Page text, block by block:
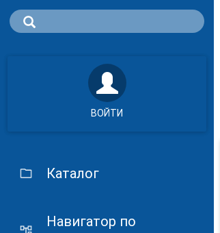
ВОЙТИ
Каталог
Навигатор по